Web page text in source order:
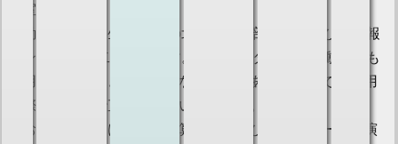
部室の位置
活動場所は、学生会館2Fの北側にある部室、ならびに情報
センター2F第二演習室です。情報センターは、活動日でも
使用しているときとしていないときがありますので、御用
の際は部室まで直接お願いいたします。
なお、学内における電子計算機部室並びにセンター第二演